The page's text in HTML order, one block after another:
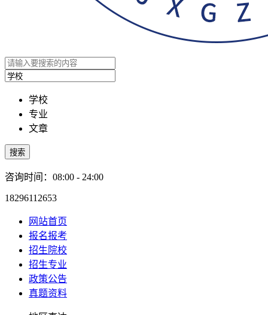
学校
专业
文章
搜索
咨询时间：08:00 - 24:00
18296112653
网站首页
报名报考
招生院校
招生专业
政策公告
真题资料